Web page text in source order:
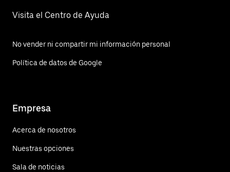
Visita el Centro de Ayuda
No vender ni compartir mi información personal
Política de datos de Google
Empresa
Acerca de nosotros
Nuestras opciones
Sala de noticias